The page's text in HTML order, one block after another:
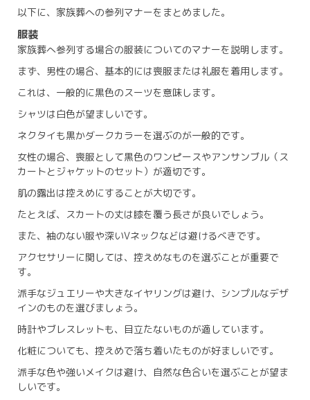
以下に、家族葬への参列マナーをまとめました。
服装
家族葬へ参列する場合の服装についてのマナーを説明します。
まず、男性の場合、基本的には喪服または礼服を着用します。
これは、一般的に黒色のスーツを意味します。
シャツは白色が望ましいです。
ネクタイも黒かダークカラーを選ぶのが一般的です。
女性の場合、喪服として黒色のワンピースやアンサンブル（ス
カートとジャケットのセット）が適切です。
肌の露出は控えめにすることが大切です。
たとえば、スカートの丈は膝を覆う長さが良いでしょう。
また、袖のない服や深いVネックなどは避けるべきです。
アクセサリーに関しては、控えめなものを選ぶことが重要で
す。
派手なジュエリーや大きなイヤリングは避け、シンプルなデザ
インのものを選びましょう。
時計やブレスレットも、目立たないものが適しています。
化粧についても、控えめで落ち着いたものが好ましいです。
派手な色や強いメイクは避け、自然な色合いを選ぶことが望ま
しいです。